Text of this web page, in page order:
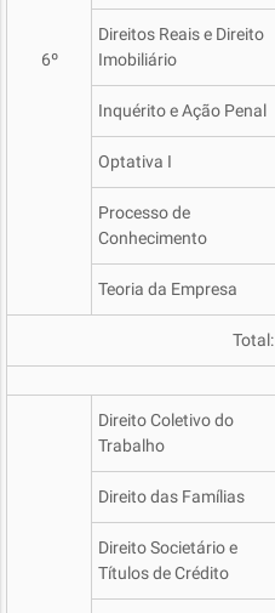
6º
Direitos Reais e Direito
Imobiliário
Inquérito e Ação Penal
Optativa I
Processo de
Conhecimento
Teoria da Empresa
Total:
Direito Coletivo do
Trabalho
Direito das Famílias
Direito Societário e
Títulos de Crédito